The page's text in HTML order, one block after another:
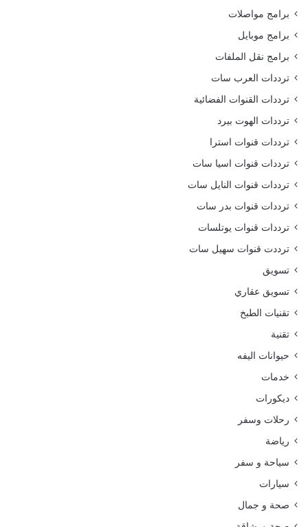
برامج مواصلات
برامج موبايل
برامج نقل الملفات
ترددات العرب سات
ترددات القنوات الفضائية
ترددات الهوت بيرد
ترددات قنوات استرا
ترددات قنوات اسيا سات
ترددات قنوات النايل سات
ترددات قنوات بدر سات
ترددات قنوات يوتلسات
ترددت قنوات سهيل سات
تسويق
تسويق عقاري
تقنيات الطبخ
تقنية
حيوانات اليفه
خدمات
ديكورات
رحلات وسفر
رياضة
سياحة و سفر
سيارات
صحة و جمال